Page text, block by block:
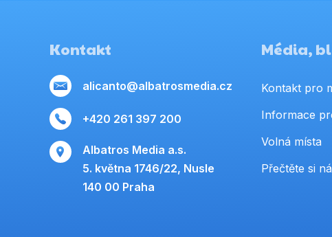
Kontakt
alicanto@albatrosmedia.cz
+420 261 397 200
Albatros Media a.s.
5. května 1746/22, Nusle
140 00 Praha
Média,
Kontakt pro
Informace
Volná místa
Přečtěte si